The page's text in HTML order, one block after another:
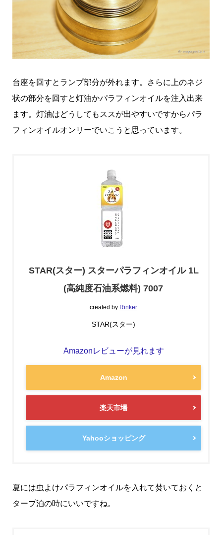
台座を回すとランプ部分が外れます。さらに上のネジ
状の部分を回すと灯油かパラフィンオイルを注入出来
ます。灯油はどうしてもススが出やすいですからパラ
フィンオイルオンリーでいこうと思っています。
STAR(スター) スターパラフィンオイル 1L
(高純度石油系燃料) 7007
created by Rinker
STAR(スター)
Amazonレビューが見れます
Amazon
楽天市場
Yahooショッピング
夏には虫よけパラフィンオイルを入れて焚いておくと
タープ泊の時にいいですね。